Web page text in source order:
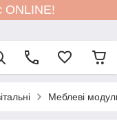
ONLINE!
Меблеві